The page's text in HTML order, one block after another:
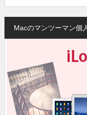
Macのマンツーマン個